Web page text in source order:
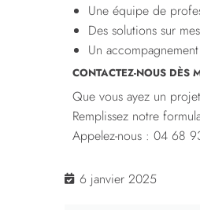
Une équipe de
Des solutions sur
Un
CONTACTEZ-NOUS DÈS
Que vous ayez un
Remplissez notre
Appelez-nous : 04 68
6 janvier 2025